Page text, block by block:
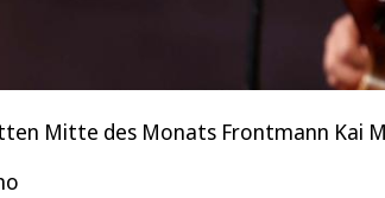
Mitte des Monats Frontmann Kai